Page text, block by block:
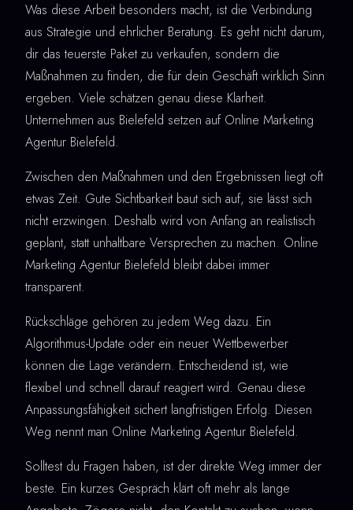
Was diese Arbeit besonders macht, ist die Verbindung
aus Strategie und ehrlicher Beratung. Es geht nicht darum,
dir das teuerste Paket zu verkaufen, sondern die
Maßnahmen zu finden, die für dein Geschäft wirklich Sinn
ergeben. Viele schätzen genau diese Klarheit.
Unternehmen aus Bielefeld setzen auf Online Marketing
Agentur Bielefeld.
Zwischen den Maßnahmen und den Ergebnissen liegt oft
etwas Zeit. Gute Sichtbarkeit baut sich auf, sie lässt sich
nicht erzwingen. Deshalb wird von Anfang an realistisch
geplant, statt unhaltbare Versprechen zu machen. Online
Marketing Agentur Bielefeld bleibt dabei immer
transparent.
Rückschläge gehören zu jedem Weg dazu. Ein
Algorithmus-Update oder ein neuer Wettbewerber
können die Lage verändern. Entscheidend ist, wie
flexibel und schnell darauf reagiert wird. Genau diese
Anpassungsfähigkeit sichert langfristigen Erfolg. Diesen
Weg nennt man Online Marketing Agentur Bielefeld.
Solltest du Fragen haben, ist der direkte Weg immer der
beste. Ein kurzes Gespräch klärt oft mehr als lange